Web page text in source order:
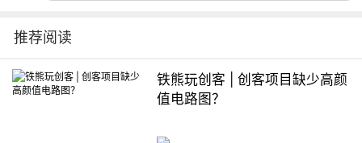
推荐阅读
铁熊玩创客 | 创客项目缺少高颜
值电路图？